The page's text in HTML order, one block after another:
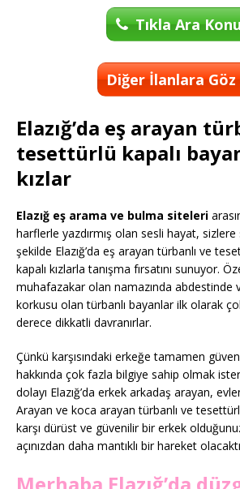
Tıkla Ara
Diğer İlanlara
Elazığ’da eş arayan
tesettürlü kapalı
kızlar
Elazığ eş arama ve bulma siteleri
harflerle yazdırmış olan sesli hayat,
şekilde Elazığ’da eş arayan türbanlı ve
kapalı kızlarla tanışma fırsatını sunuyor.
muhafazakar olan namazında abdestinde
korkusu olan türbanlı bayanlar ilk olarak
derece dikkatli davranırlar.
Çünkü karşısındaki erkeğe tamamen
hakkında çok fazla bilgiye sahip olmak
dolayı Elazığ’da erkek arkadaş arayan,
Arayan ve koca arayan türbanlı ve
karşı dürüst ve güvenilir bir erkek
açınızdan daha mantıklı bir hareket